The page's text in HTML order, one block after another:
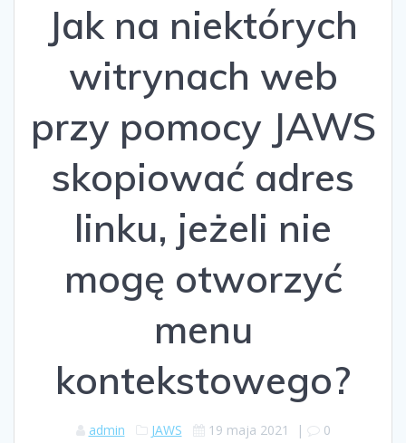
Jak na niektórych
witrynach web
przy pomocy JAWS
skopiować adres
linku, jeżeli nie
mogę otworzyć
menu
kontekstowego?
admin JAWS 19 maja 2021 | 0